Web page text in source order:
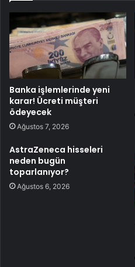
Banka işlemlerinde yeni
karar! Ücreti müşteri
ödeyecek
Ağustos 7, 2026
AstraZeneca hisseleri
neden bugün
toparlanıyor?
Ağustos 6, 2026